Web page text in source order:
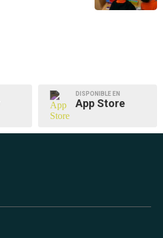
DISPONIBLE EN
App Store